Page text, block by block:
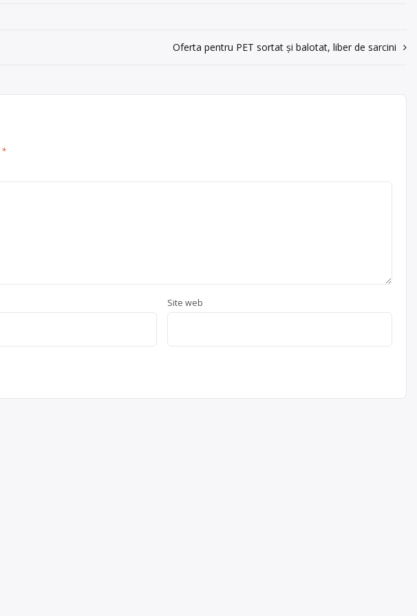
Oferta pentru PET sortat și balotat, liber de sarcini
*
Site web